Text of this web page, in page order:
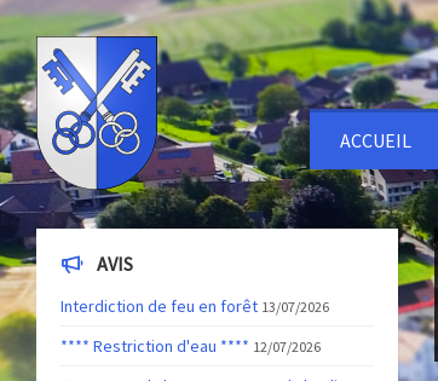
ACCUEIL
AVIS
Interdiction de feu en forêt 13/07/2026
**** Restriction d'eau **** 12/07/2026